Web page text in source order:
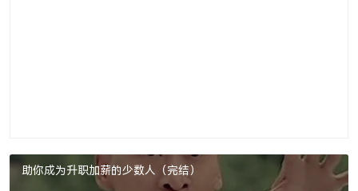
助你成为升职加薪的少数人（完结）